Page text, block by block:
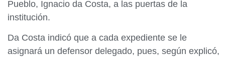
Pueblo, Ignacio da Costa, a las puertas de la
institución.
Da Costa indicó que a cada expediente se le
asignará un defensor delegado, pues, según explicó,